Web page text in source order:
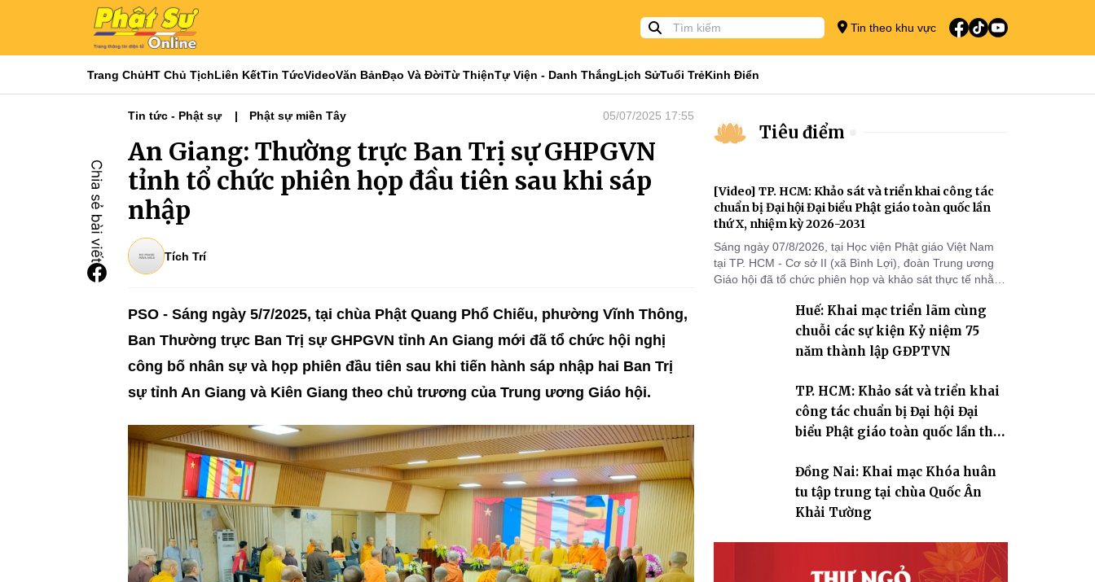
Tin theo khu vực
Trang ChủHT Chủ TịchLiên KếtTin TứcVideoVăn BảnĐạo Và ĐờiTừ ThiệnTự Viện - Danh ThắngLịch SửTuổi TrẻKinh Điển
Tin tức - Phật sự Phật sự miền Tây 05/07/2025 17:55
An Giang: Thường trực Ban Trị sự GHPGVN
tỉnh tổ chức phiên họp đầu tiên sau khi sáp
nhập
Tích Trí
PSO - Sáng ngày 5/7/2025, tại chùa Phật Quang Phổ Chiếu, phường Vĩnh Thông,
Ban Thường trực Ban Trị sự GHPGVN tỉnh An Giang mới đã tổ chức hội nghị
công bố nhân sự và họp phiên đầu tiên sau khi tiến hành sáp nhập hai Ban Trị
sự tỉnh An Giang và Kiên Giang theo chủ trương của Trung ương Giáo hội.
Tiêu điểm
[Video] TP. HCM: Khảo sát và triển khai công tác
chuẩn bị Đại hội Đại biểu Phật giáo toàn quốc lần
thứ X, nhiệm kỳ 2026-2031
Sáng ngày 07/8/2026, tại Học viện Phật giáo Việt Nam
tại TP. HCM - Cơ sở II (xã Bình Lợi), đoàn Trung ương
Giáo hội đã tổ chức phiên họp và khảo sát thực tế nhằm
toàn quốc lần thứ X, nhiệm kỳ 2026-2031.
Huế: Khai mạc triển lãm cùng
chuỗi các sự kiện Kỷ niệm 75
năm thành lập GĐPTVN
TP. HCM: Khảo sát và triển khai
công tác chuẩn bị Đại hội Đại
biểu Phật giáo toàn quốc lần thứ
Đồng Nai: Khai mạc Khóa huân
tu tập trung tại chùa Quốc Ân
Khải Tường